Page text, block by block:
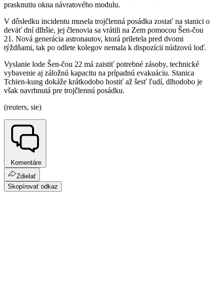
prasknutiu okna návratového modulu.
V dôsledku incidentu musela trojčlenná posádka zostať na stanici o
deväť dní dlhšie, jej členovia sa vrátili na Zem pomocou Šen-čou
21. Nová generácia astronautov, ktorá priletela pred dvomi
týždňami, tak po odlete kolegov nemala k dispozícii núdzovú loď.
Vyslanie lode Šen-čou 22 má zaistiť potrebné zásoby, technické
vybavenie aj záložnú kapacitu na prípadnú evakuáciu. Stanica
Tchien-kung dokáže krátkodobo hostiť až šesť ľudí, dlhodobo je
však navrhnutá pre trojčlennú posádku.
(reuters, sie)
Komentáre
Zdielať
Skopírovať odkaz